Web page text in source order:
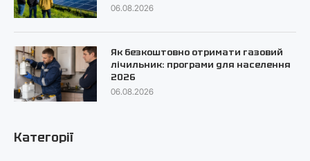
06.08.2026
Як безкоштовно отримати газовий
лічильник: програми для населення
2026
06.08.2026
Категорії